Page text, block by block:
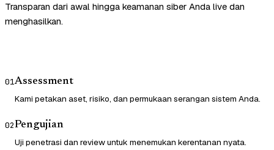
Transparan dari awal hingga keamanan siber Anda live dan
menghasilkan.
01Assessment
Kami petakan aset, risiko, dan permukaan serangan sistem Anda.
02Pengujian
Uji penetrasi dan review untuk menemukan kerentanan nyata.